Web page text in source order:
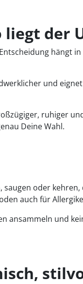
liegt der
hängt
und
ruhiger
Deine Wahl.
oder
auch für
ansammeln und